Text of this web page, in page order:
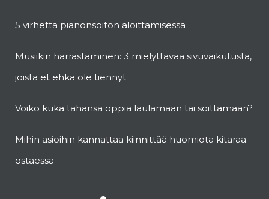
5 virhettä pianonsoiton aloittamisessa
Musiikin harrastaminen: 3 mielyttävää sivuvaikutusta,
joista et ehkä ole tiennyt
Voiko kuka tahansa oppia laulamaan tai soittamaan?
Mihin asioihin kannattaa kiinnittää huomiota kitaraa
ostaessa